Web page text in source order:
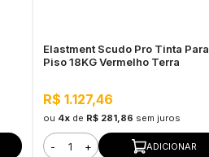
Elastment Scudo Pro Tinta Para
Piso 18KG Vermelho Terra
R$ 1.127,46
ou 4xde R$ 281,86 sem juros
- + ADICIONAR